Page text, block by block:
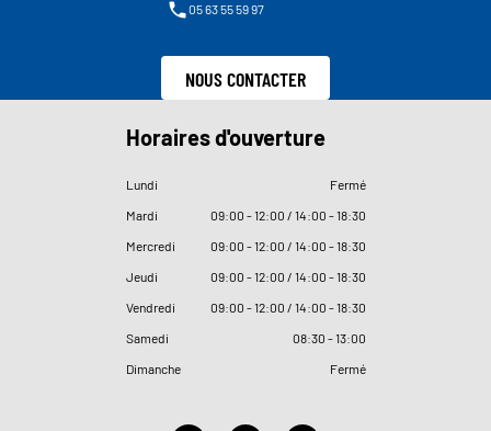
05 63 55 59 97
NOUS CONTACTER
Horaires d'ouverture
Lundi
Fermé
Mardi
09:00 - 12:00 / 14:00 - 18:30
Mercredi
09:00 - 12:00 / 14:00 - 18:30
Jeudi
09:00 - 12:00 / 14:00 - 18:30
Vendredi
09:00 - 12:00 / 14:00 - 18:30
Samedi
08:30 - 13:00
Dimanche
Fermé